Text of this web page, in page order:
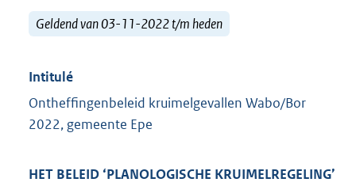
Geldend van 03-11-2022 t/m heden
Intitulé
Ontheffingenbeleid kruimelgevallen Wabo/Bor
2022, gemeente Epe
HET BELEID ‘PLANOLOGISCHE KRUIMELREGELING’